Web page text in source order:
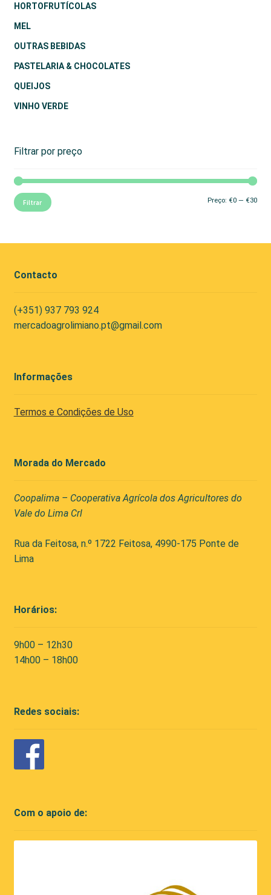
HORTOFRUTÍCOLAS
MEL
OUTRAS BEBIDAS
PASTELARIA & CHOCOLATES
QUEIJOS
VINHO VERDE
Filtrar por preço
Filtrar Preço: €0 — €30
Contacto
(+351) 937 793 924
mercadoagrolimiano.pt@gmail.com
Informações
Termos e Condições de Uso
Morada do Mercado
Coopalima – Cooperativa Agrícola dos Agricultores do
Vale do Lima Crl
Rua da Feitosa, n.º 1722 Feitosa, 4990-175 Ponte de
Lima
Horários:
9h00 – 12h30
14h00 – 18h00
Redes sociais:
Com o apoio de: